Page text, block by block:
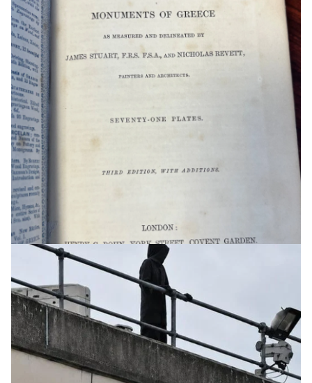
HEIMUR
Þrjátíu og fimm ára karlmaður ákærður eftir
andlát níu ára stúlku í Skotlandi